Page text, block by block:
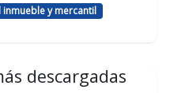
y mercantil
descargadas